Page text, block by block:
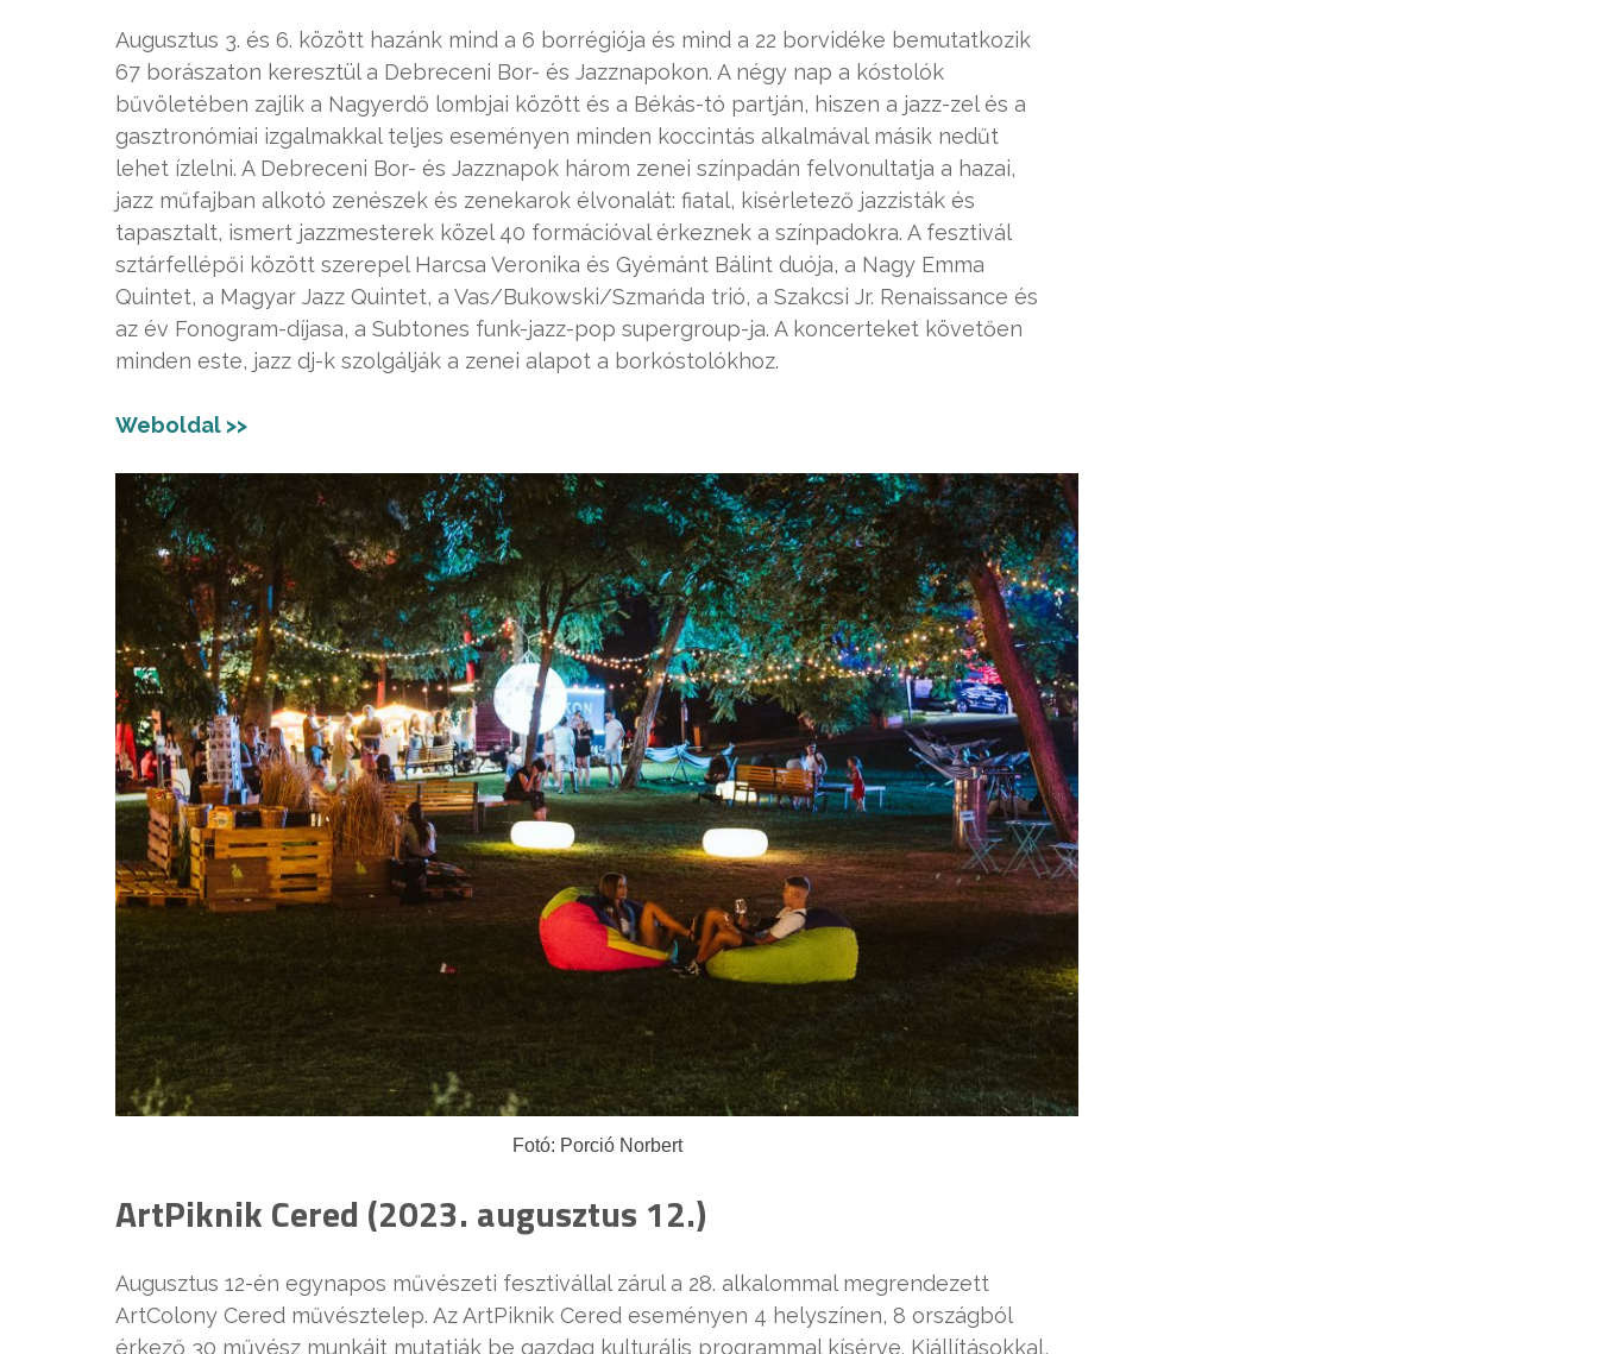
Augusztus 3. és 6. között hazánk mind a 6 borrégiója és mind a 22 borvidéke bemutatkozik
67 borászaton keresztül a Debreceni Bor- és Jazznapokon. A négy nap a kóstolók
bűvöletében zajlik a Nagyerdő lombjai között és a Békás-tó partján, hiszen a jazz-zel és a
gasztronómiai izgalmakkal teljes eseményen minden koccintás alkalmával másik nedűt
lehet ízlelni. A Debreceni Bor- és Jazznapok három zenei színpadán felvonultatja a hazai,
jazz műfajban alkotó zenészek és zenekarok élvonalát: fiatal, kísérletező jazzisták és
tapasztalt, ismert jazzmesterek közel 40 formációval érkeznek a színpadokra. A fesztivál
sztárfellépői között szerepel Harcsa Veronika és Gyémánt Bálint duója, a Nagy Emma
Quintet, a Magyar Jazz Quintet, a Vas/Bukowski/Szmańda trió, a Szakcsi Jr. Renaissance és
az év Fonogram-díjasa, a Subtones funk-jazz-pop supergroup-ja. A koncerteket követően
minden este, jazz dj-k szolgálják a zenei alapot a borkóstolókhoz.
Weboldal >>
Fotó: Porció Norbert
ArtPiknik Cered (2023. augusztus 12.)
Augusztus 12-én egynapos művészeti fesztivállal zárul a 28. alkalommal megrendezett
ArtColony Cered művésztelep. Az ArtPiknik Cered eseményen 4 helyszínen, 8 országból
érkező 30 művész munkáit mutatják be gazdag kulturális programmal kísérve. Kiállításokkal,